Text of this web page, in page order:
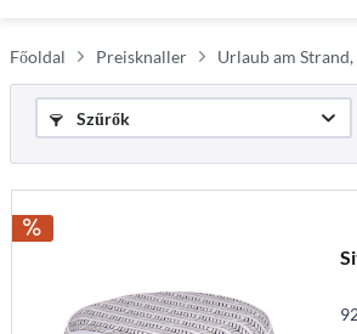
Főoldal Preisknaller Urlaub am
Szűrők